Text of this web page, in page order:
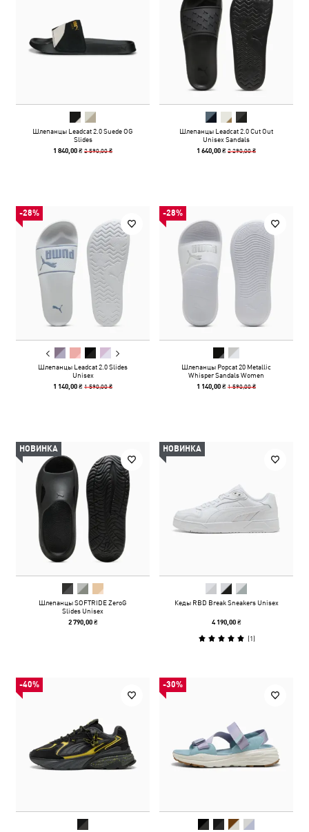
Шлепанцы Leadcat 2.0 Suede OG
Slides
1 840,00 ₴2 590,00 ₴
Шлепанцы Leadcat 2.0 Cut Out
Unisex Sandals
1 640,00 ₴2 290,00 ₴
-28%
Шлепанцы Leadcat 2.0 Slides
Unisex
1 140,00 ₴1 590,00 ₴
-28%
Шлепанцы Popcat 20 Metallic
Whisper Sandals Women
1 140,00 ₴1 590,00 ₴
НОВИНКА
Шлепанцы SOFTRIDE ZeroG
Slides Unisex
2 790,00 ₴
НОВИНКА
Кеды RBD Break Sneakers Unisex
4 190,00 ₴
(1)
-40% -30%